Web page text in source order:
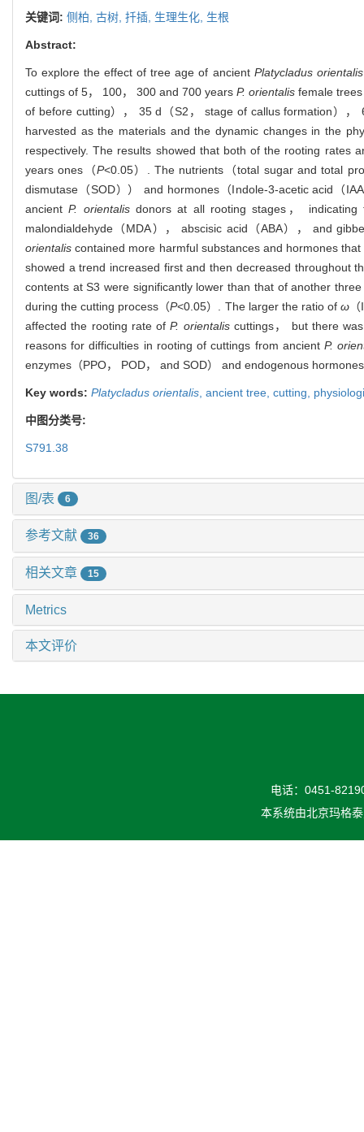
关键词: 侧柏, 古树, 扦插, 生理生化, 生根
Abstract:
To explore the effect of tree age of ancient Platycladus orientalis
cuttings of 5， 100， 300 and 700 yearsP. orientalis female
of before cutting）， 35 d（S2， stage of callus formation）
harvested as the materials and the dynamic changes in the
respectively. The results showed that both of the rooting
years ones（P<0.05）. The nutrients（total sugar and total
dismutase（SOD）） and hormones（Indole-3-acetic acid（
ancientP. orientalisdonors at all rooting stages， indicating
malondialdehyde（MDA）， abscisic acid（ABA）， and
orientalis contained more harmful substances and hormones
showed a trend increased first and then decreased throughout
contents at S3 were significantly lower than that of another
during the cutting process（P<0.05）. The larger the ratio of ω（
affected the rooting rate ofP. orientaliscuttings， but there
reasons for difficulties in rooting of cuttings from ancientP.
enzymes（PPO， POD， and SOD） and endogenous
Key words: Platycladus orientalis ancient tree, cutting,
中图分类号:
S791.38
图/表 6
参考文献 36
相关文章 15
Metrics
本文评价
电话：0451-
本系统由北京玛格